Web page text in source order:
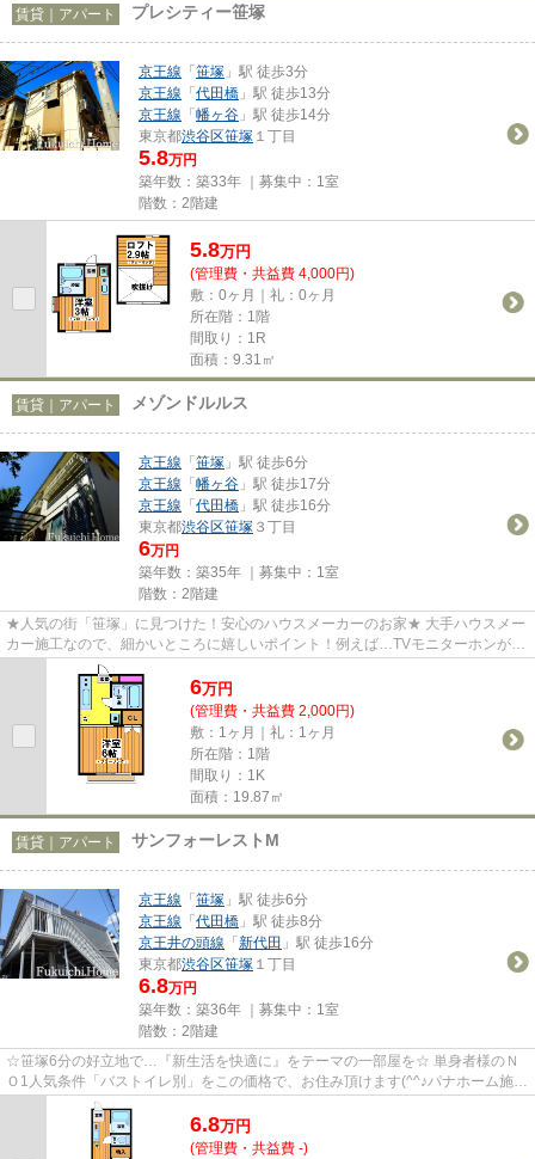
賃貸｜アパート プレシティー笹塚
京王線 「笹塚 」駅 徒歩3分
京王線 「代田橋 」駅 徒歩13分
京王線 「幡ヶ谷 」駅 徒歩14分
東京都渋谷区笹塚 １丁目
5.8万円
築年数：築33年 ｜募集中： 1室
階数：2階建
5.8万円
(管理費・共益費 4,000円)
敷：0ヶ月｜礼：0ヶ月
所在階：1階
間取り：1R
面積：9.31㎡
賃貸｜アパート メゾンドルルス
京王線 「笹塚 」駅 徒歩6分
京王線 「幡ヶ谷 」駅 徒歩17分
京王線 「代田橋 」駅 徒歩16分
東京都渋谷区笹塚 ３丁目
6万円
築年数：築35年 ｜募集中： 1室
階数：2階建
★人気の街「笹塚」に見つけた！安心のハウスメーカーのお家★ 大手ハウスメー
カー施工なので、細かいところに嬉しいポイント！例えば…TVモニターホンが付
いていたり、室内洗濯機だった...
6万円
(管理費・共益費 2,000円)
敷：1ヶ月｜礼：1ヶ月
所在階：1階
間取り：1K
面積：19.87㎡
賃貸｜アパート サンフォーレストM
京王線 「笹塚 」駅 徒歩6分
京王線 「代田橋 」駅 徒歩8分
京王井の頭線 「新代田 」駅 徒歩16分
東京都渋谷区笹塚 １丁目
6.8万円
築年数：築36年 ｜募集中： 1室
階数：2階建
☆笹塚6分の好立地で…『新生活を快適に』をテーマの一部屋を☆ 単身者様のＮ
Ｏ1人気条件「バストイレ別」をこの価格で、お住み頂けます(^^♪パナホーム施工
で安心設計☆駅から徒歩4分の好...
6.8万円
(管理費・共益費 -)